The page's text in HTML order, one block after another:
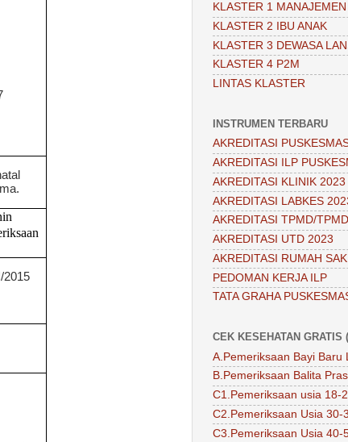
2015
KLASTER 1 MANAJEMEN
KLASTER 2 IBU ANAK
KLASTER 3 DEWASA
KLASTER 4 P2M
LINTAS KLASTER
INSTRUMEN TERBARU
AKREDITASI
AKREDITASI ILP
AKREDITASI KLINIK 2023
AKREDITASI LABKES
AKREDITASI TPMD/
AKREDITASI UTD 2023
AKREDITASI RUMAH
PEDOMAN KERJA ILP
TATA GRAHA
CEK KESEHATAN GRATIS
A.Pemeriksaan Bayi Baru
B.Pemeriksaan Balita
C1.Pemeriksaan usia 18-
C2.Pemeriksaan Usia 30-
C3.Pemeriksaan Usia 40-